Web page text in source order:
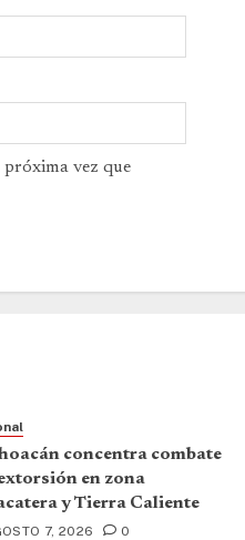
vez que
concentra combate
en zona
y Tierra Caliente
7, 2026 0